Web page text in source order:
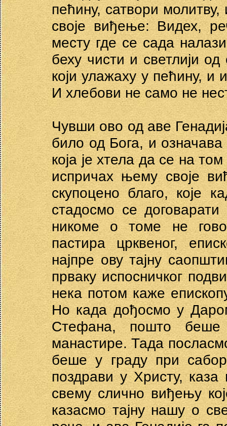
пећину, сатвори
своје виђење: Видех,
месту где се сада
беху чисти и светлији
који улажаху у пећину, и
И хлебови не само не
Чувши ово од аве
било од Бога, и
која је хтела да се на
испричах њему своје
скупоцено благо, које
стадосмо се
никоме о томе не
пастира црквеног,
најпре ову тајну
прваку испосничког
нека потом каже
Но када дођосмо у
Стефана, пошто беше
манастире. Тада
беше у граду при
поздрави у Христу,
свему слично виђењу
казасмо тајну нашу о